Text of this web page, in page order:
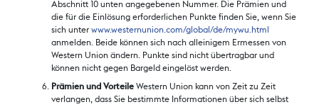
Abschnitt 10 unten angegebenen Nummer. Die Prämien und
die für die Einlösung erforderlichen Punkte finden Sie, wenn Sie
sich unter www.westernunion.com/global/de/mywu.html
anmelden. Beide können sich nach alleinigem Ermessen von
Western Union ändern. Punkte sind nicht übertragbar und
können nicht gegen Bargeld eingelöst werden.
Prämien und Vorteile Western Union kann von Zeit zu Zeit
verlangen, dass Sie bestimmte Informationen über sich selbst